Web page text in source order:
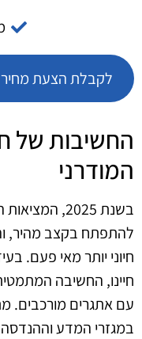
לקבלת הצעת מחיר
החשיבות של
המודרני
בשנת 2025,
להתפתח בקצב מהיר,
חיוני יותר מאי פעם.
חיינו, החשיבה
עם אתגרים מורכבים.
במגזרי המדע